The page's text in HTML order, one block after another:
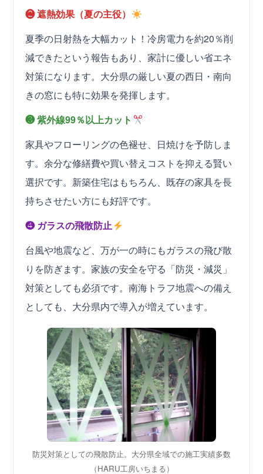
❷ 遮熱効果（夏の主役）
夏季の日射熱を大幅カット！冷房電力を約20％削
減できたという報告もあり、家計に優しい省エネ
対策になります。大分県の厳しい夏の西日・南向
きの窓にも特に効果を発揮します。
❸ 紫外線99％以上カット
家具やフローリングの色褪せ、日焼けを予防しま
す。余分な修繕費や買い替えコストを抑える賢い
選択です。新築住宅はもちろん、既存の家具を長
持ちさせたい方にも好評です。
❹ ガラスの飛散防止
台風や地震など、万が一の時にもガラスの飛び散
りを防ぎます。家族の安全を守る「防災・減災」
対策としても必須です。南海トラフ地震への備え
としても、大分県内で導入が増えています。
防災対策としての飛散防止。大分県全域での施工実績多数
（HARU工房いちまる）